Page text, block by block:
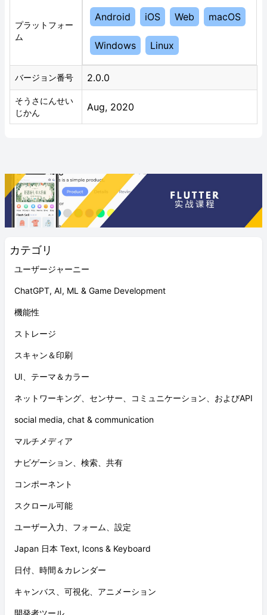
カテゴリ
ユーザージャーニー
ChatGPT, AI, ML & Game Development
機能性
ストレージ
スキャン＆印刷
UI、テーマ＆カラー
ネットワーキング、センサー、コミュニケーション、およびAPI
social media, chat & communication
マルチメディア
ナビゲーション、検索、共有
コンポーネント
スクロール可能
ユーザー入力、フォーム、設定
Japan 日本 Text, Icons & Keyboard
日付、時間＆カレンダー
キャンバス、可視化、アニメーション
開発者ツール
プラットフォー
ム
Android iOS Web macOS
Windows Linux
バージョン番号 2.0.0
そうさにんせい
じかん
Aug, 2020